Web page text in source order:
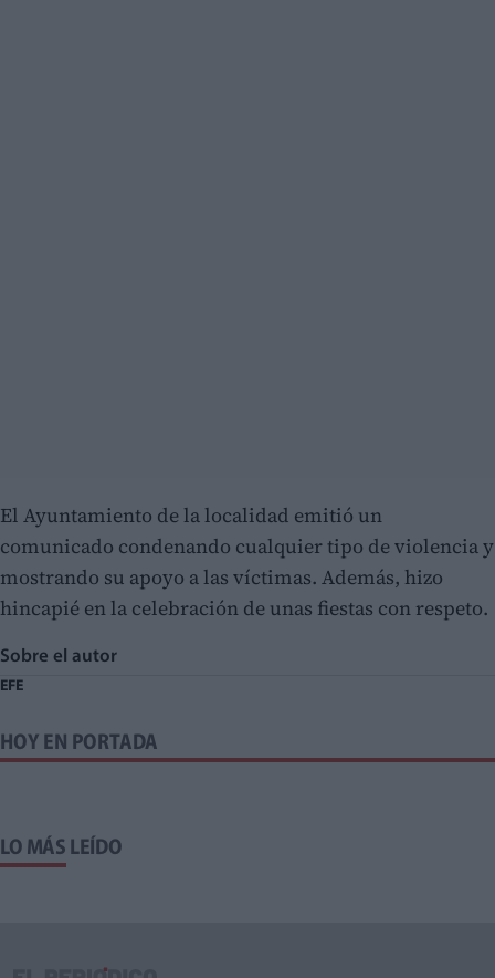
El Ayuntamiento de la localidad emitió un
comunicado condenando cualquier tipo de violencia y
mostrando su apoyo a las víctimas. Además, hizo
hincapié en la celebración de unas fiestas con respeto.
Sobre el autor
EFE
HOY EN PORTADA
LO MÁS LEÍDO